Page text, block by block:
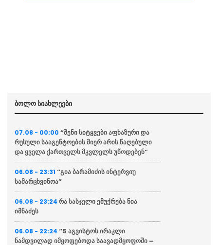
ბოლო სიახლეები
07.08 - 00:00 “შენი სიტყვები აფხაზური და
რუსული სააგენტოების მიერ არის წაღებული
და ყველა ქართველს მკვლელს უწოდებენ”
06.08 - 23:31 “გია ბარამიძის ინტერვიუ
სამარცხვინოა”
06.08 - 23:24 რა სასჯელი ემუქრება ნია
იმნაძეს
06.08 - 22:24 “5 აგვისტოს ირაკლი
ნამდვილად იმყოფებოდა საავადმყოფოში –